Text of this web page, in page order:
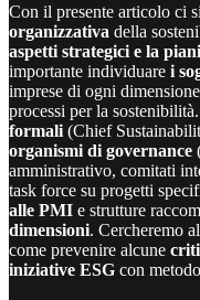
Con il presente articolo ci
organizzativa della
aspetti strategici e la
importante individuare i
imprese di ogni
processi per la
formali (Chief
organismi di governance
amministrativo, comitati
task force su progetti
alle PMI e strutture
dimensioni. Cercheremo
come prevenire alcune
iniziative ESG con